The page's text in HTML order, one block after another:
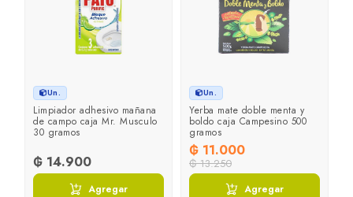
Un.
Limpiador adhesivo mañana
de campo caja Mr. Musculo
30 gramos
₲ 14.900
Agregar
Un.
Yerba mate doble menta y
boldo caja Campesino 500
gramos
₲ 11.000
₲ 13.250
Agregar